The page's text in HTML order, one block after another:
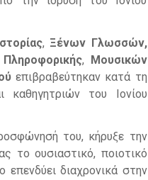
Ιστορίας, Ξένων Γλωσσών,
Πληροφορικής,
Μουσικών
επιβραβεύτηκαν κατά τη
του Ιονίου
του, κήρυξε την
το ουσιαστικό, ποιοτικό
διαχρονικά στην